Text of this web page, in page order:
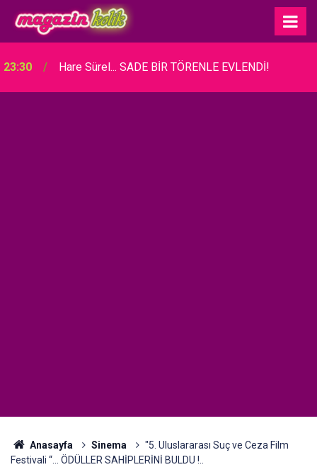
23:30 Hare Sürel... SADE BİR TÖRENLE EVLENDİ!
Anasayfa Sinema
"5. Uluslararası Suç ve Ceza Film
Festivali “... ÖDÜLLER SAHİPLERİNİ BULDU !..